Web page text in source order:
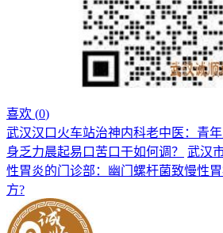
喜欢 (0)
武汉汉口火车站治神内科老中医：青
身乏力晨起易口苦口干如何调？
武汉
性胃炎的门诊部：幽门螺杆菌致慢性
方?